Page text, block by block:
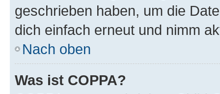
geschrieben haben, um die
dich einfach erneut und nimm
Nach oben
Was ist COPPA?